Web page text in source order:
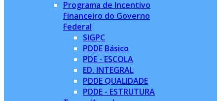
Programa de Incentivo
Financeiro do Governo
Federal
SIGPC
PDDE Básico
PDE - ESCOLA
ED. INTEGRAL
PDDE QUALIDADE
PDDE - ESTRUTURA